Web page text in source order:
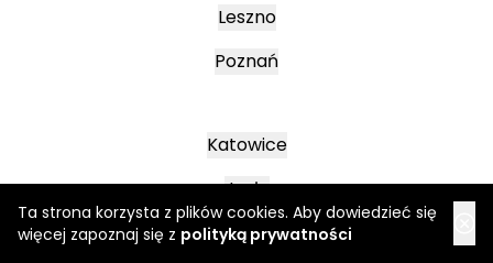
Ta strona korzysta z plików cookies. Aby dowiedzieć się
więcej zapoznaj się z polityką prywatności
Leszno
Poznań
Katowice
Jasło
Wałbrzych